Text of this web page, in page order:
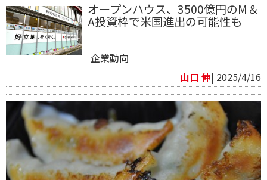
オープンハウス、3500億円のM＆
A投資枠で米国進出の可能性も
企業動向
山口 伸| 2025/4/16